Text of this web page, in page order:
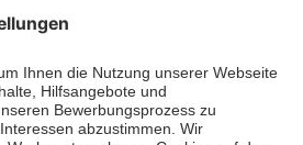
führt das Spendenzertifikat
Spendenrats e.V.